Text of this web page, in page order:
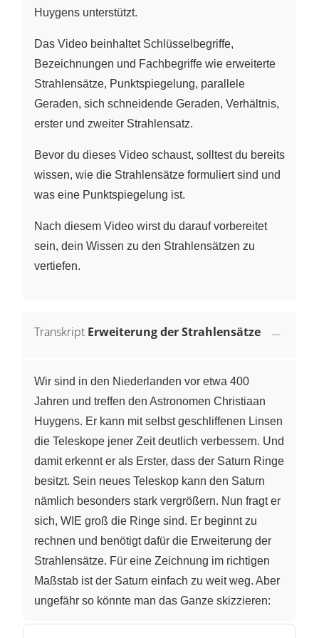
Huygens unterstützt.
Das Video beinhaltet Schlüsselbegriffe,
Bezeichnungen und Fachbegriffe wie erweiterte
Strahlensätze, Punktspiegelung, parallele
Geraden, sich schneidende Geraden, Verhältnis,
erster und zweiter Strahlensatz.
Bevor du dieses Video schaust, solltest du bereits
wissen, wie die Strahlensätze formuliert sind und
was eine Punktspiegelung ist.
Nach diesem Video wirst du darauf vorbereitet
sein, dein Wissen zu den Strahlensätzen zu
vertiefen.
Transkript Erweiterung der Strahlensätze
Wir sind in den Niederlanden vor etwa 400
Jahren und treffen den Astronomen Christiaan
Huygens. Er kann mit selbst geschliffenen Linsen
die Teleskope jener Zeit deutlich verbessern. Und
damit erkennt er als Erster, dass der Saturn Ringe
besitzt. Sein neues Teleskop kann den Saturn
nämlich besonders stark vergrößern. Nun fragt er
sich, WIE groß die Ringe sind. Er beginnt zu
rechnen und benötigt dafür die Erweiterung der
Strahlensätze. Für eine Zeichnung im richtigen
Maßstab ist der Saturn einfach zu weit weg. Aber
ungefähr so könnte man das Ganze skizzieren: